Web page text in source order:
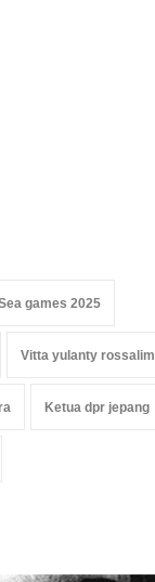
games 2025
Vitta yulanty rossalim
Ketua dpr jepang